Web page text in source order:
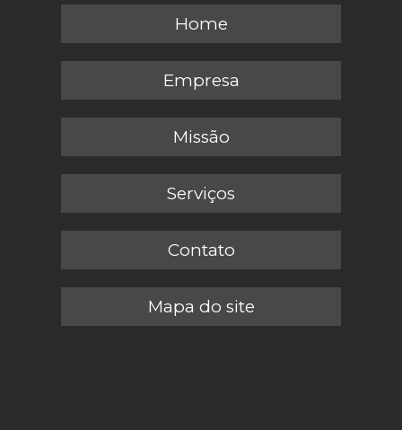
Home
Empresa
Missão
Serviços
Contato
Mapa do site